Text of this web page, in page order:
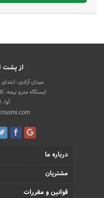
از پشت
میدان آزادی،
ایستگاه مترو بیمه،
درباره ما
مشتریان
قوانین و مقررات